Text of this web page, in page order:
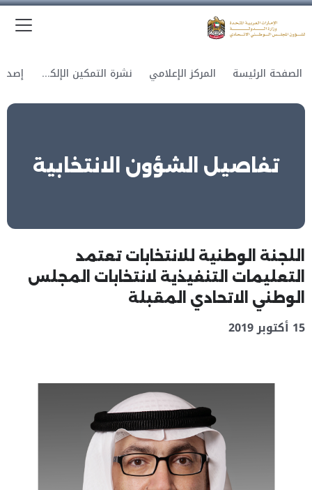
الصفحة الرئيسة المركز الإعلامي نشرة التمكين الإلكترونية
تفاصيل الشؤون الانتخابية
اللجنة الوطنية للانتخابات تعتمد
التعليمات التنفيذية لانتخابات المجلس
الوطني الاتحادي المقبلة
15 أكتوبر 2019